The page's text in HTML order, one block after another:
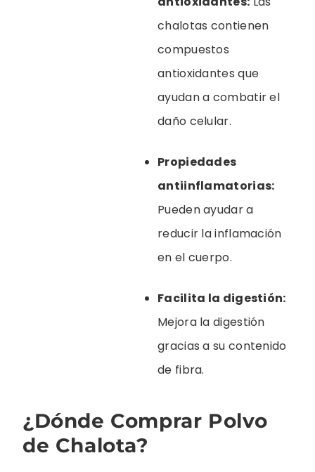
chalotas contienen
compuestos
antioxidantes que
ayudan a combatir el
daño celular.
Propiedades
antiinflamatorias:
Pueden ayudar a
reducir la inflamación
en el cuerpo.
Facilita la digestión:
Mejora la digestión
gracias a su contenido
de fibra.
¿Dónde Comprar Polvo
de Chalota?